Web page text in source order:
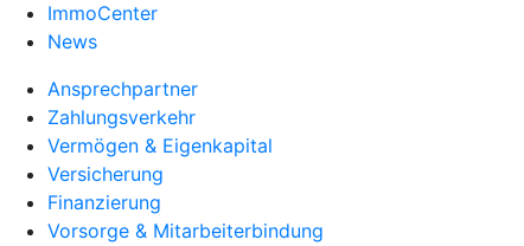
ImmoCenter
News
Ansprechpartner
Zahlungsverkehr
Vermögen & Eigenkapital
Versicherung
Finanzierung
Vorsorge & Mitarbeiterbindung